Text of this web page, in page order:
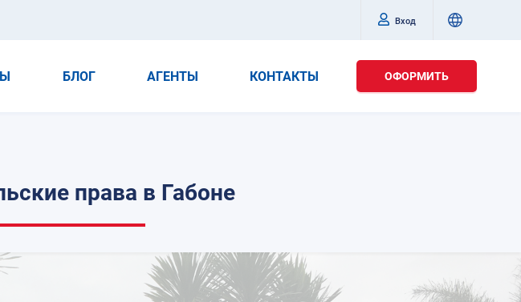
Вход
БЛОГ АГЕНТЫ КОНТАКТЫ ОФОРМИТЬ
права в Габоне